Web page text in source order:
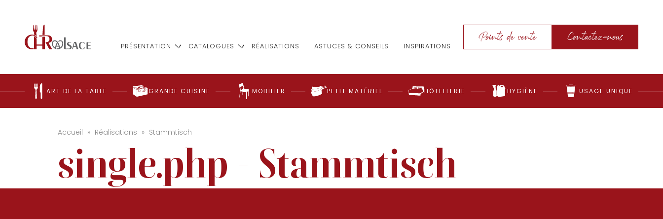
PRÉSENTATION CATALOGUES RÉALISATIONS ASTUCES & CONSEILS INSPIRATIONS
Points de vente Contactez-nous
ART DE LA TABLE GRANDE CUISINE MOBILIER PETIT MATÉRIEL HÔTELLERIE HYGIÈNE USAGE UNIQUE
Accueil » Réalisations » Stammtisch
single.php - Stammtisch